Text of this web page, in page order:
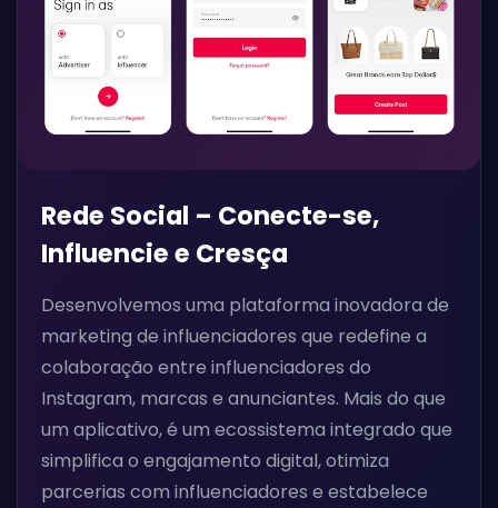
Rede Social – Conecte-se,
Influencie e Cresça
Desenvolvemos uma plataforma inovadora de
marketing de influenciadores que redefine a
colaboração entre influenciadores do
Instagram, marcas e anunciantes. Mais do que
um aplicativo, é um ecossistema integrado que
simplifica o engajamento digital, otimiza
parcerias com influenciadores e estabelece